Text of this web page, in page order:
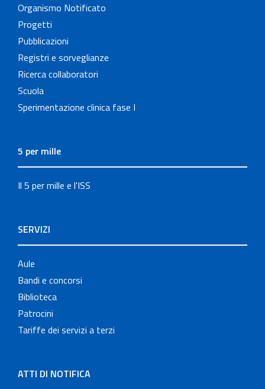
Organismo Notificato
Progetti
Pubblicazioni
Registri e sorveglianze
Ricerca collaboratori
Scuola
Sperimentazione clinica fase I
5 per mille
Il 5 per mille e l'ISS
SERVIZI
Aule
Bandi e concorsi
Biblioteca
Patrocini
Tariffe dei servizi a terzi
ATTI DI NOTIFICA